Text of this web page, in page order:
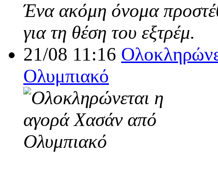
Ένα ακόμη όνομα
για τη θέση του εξτρέμ.
21/08 11:16
Ολυμπιακό